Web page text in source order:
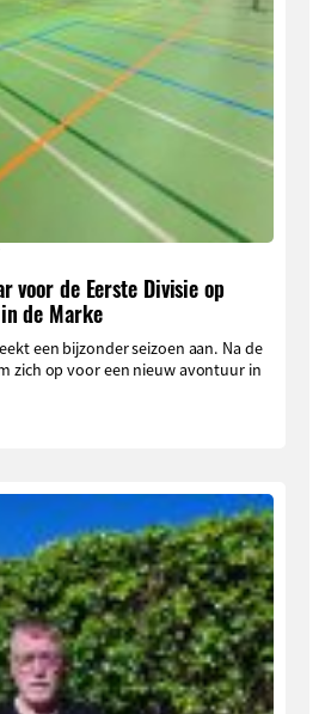
voor de Eerste Divisie op
de Marke
een bijzonder seizoen aan. Na de
zich op voor een nieuw avontuur in